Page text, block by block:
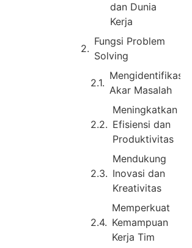
dan Dunia
Kerja
Fungsi Problem
Solving
Mengidentifikasi
Akar Masalah
Meningkatkan
Efisiensi dan
Produktivitas
Mendukung
Inovasi dan
Kreativitas
Memperkuat
Kemampuan
Kerja Tim